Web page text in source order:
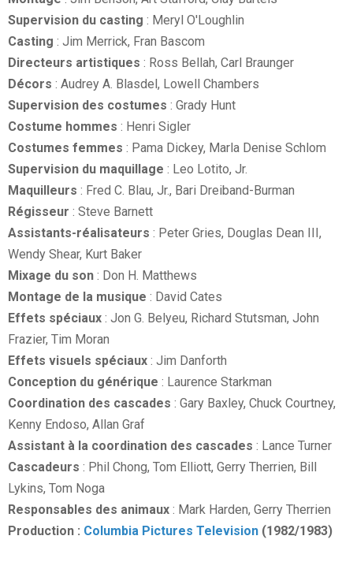
Supervision du casting : Meryl O'Loughlin
Casting : Jim Merrick, Fran Bascom
Directeurs artistiques : Ross Bellah, Carl Braunger
Décors : Audrey A. Blasdel, Lowell Chambers
Supervision des costumes : Grady Hunt
Costume hommes : Henri Sigler
Costumes femmes : Pama Dickey, Marla Denise Schlom
Supervision du maquillage : Leo Lotito, Jr.
Maquilleurs : Fred C. Blau, Jr., Bari Dreiband-Burman
Régisseur : Steve Barnett
Assistants-réalisateurs : Peter Gries, Douglas Dean III,
Wendy Shear, Kurt Baker
Mixage du son : Don H. Matthews
Montage de la musique : David Cates
Effets spéciaux : Jon G. Belyeu, Richard Stutsman, John
Frazier, Tim Moran
Effets visuels spéciaux : Jim Danforth
Conception du générique : Laurence Starkman
Coordination des cascades : Gary Baxley, Chuck Courtney,
Kenny Endoso, Allan Graf
Assistant à la coordination des cascades : Lance Turner
Cascadeurs : Phil Chong, Tom Elliott, Gerry Therrien, Bill
Lykins, Tom Noga
Responsables des animaux : Mark Harden, Gerry Therrien
Production : Columbia Pictures Television (1982/1983)